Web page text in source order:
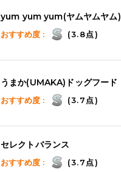
yum yum yum(ヤムヤムヤム)
おすすめ度 : (3.8点)
うまか(UMAKA)ドッグフード
おすすめ度 : (3.7点)
セレクトバランス
おすすめ度 : (3.7点)